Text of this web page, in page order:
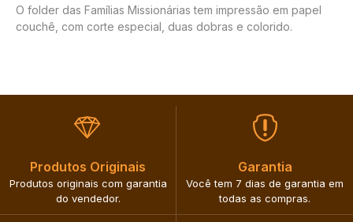
O folder das Famílias Missionárias tem impressão em papel
couchê, com corte especial, duas dobras e colorido.
Produtos Originais​
Produtos originais com garantia
do vendedor.​
Garantia​
Você tem 7 dias de garantia em
todas as compras.​